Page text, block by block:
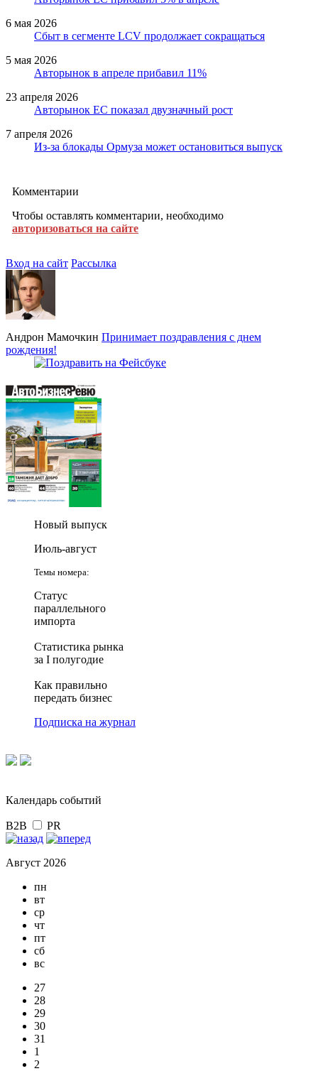
6 мая 2026
Сбыт в сегменте LCV продолжает сокращаться
5 мая 2026
Авторынок в апреле прибавил 11%
23 апреля 2026
Авторынок ЕС показал двузначный рост
7 апреля 2026
Из-за блокады Ормуза может остановиться выпуск
Комментарии
Чтобы оставлять комментарии, необходимо
авторизоваться на сайте
Вход на сайт Рассылка
Андрон Мамочкин Принимает поздравления с днем
рождения!
Новый выпуск
Июль-август
Темы номера:
Статус
параллельного
импорта
Статистика рынка
за I полугодие
Как правильно
передать бизнес
Подписка на журнал
Календарь событий
B2B PR
Август 2026
пн
вт
ср
чт
пт
сб
вс
27
28
29
30
31
1
2